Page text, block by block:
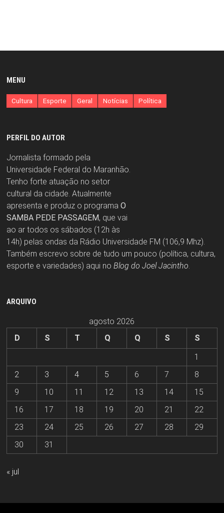
MENU
Cultura Esporte Geral Notícias Política
PERFIL DO AUTOR
Jornalista formado pela
Universidade Federal do Maranhão.
Tenho forte atuação no setor
cultural da cidade. Atualmente
apresenta e produz o programa O
SAMBA PEDE PASSAGEM, que vai
ao ar todos os sábados (12h às
14h) pelas ondas da Rádio Universidade FM (106,9 Mhz).
Também escrevo sobre de tudo um pouco (política, cultura,
esporte e variedades) aqui no Blog do Joel Jacintho
ARQUIVO
agosto 2026
D
S T Q Q S
S
1
2
3 4 5 6 7
8
9
10 11 12 13 14
15
16
17 18 19 20 21
22
23
24 25 26 27 28
29
30
31
« jul